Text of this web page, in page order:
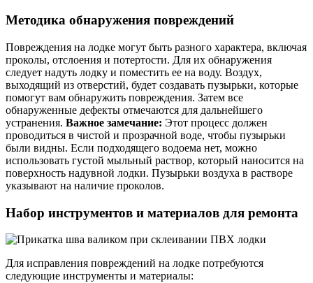
Методика обнаружения повреждений
Повреждения на лодке могут быть разного характера, включая
проколы, отслоения и потертости. Для их обнаружения
следует надуть лодку и поместить ее на воду. Воздух,
выходящий из отверстий, будет создавать пузырьки, которые
помогут вам обнаружить повреждения. Затем все
обнаруженные дефекты отмечаются для дальнейшего
устранения. Важное замечание: Этот процесс должен
проводиться в чистой и прозрачной воде, чтобы пузырьки
были видны. Если подходящего водоема нет, можно
использовать густой мыльный раствор, который наносится на
поверхность надувной лодки. Пузырьки воздуха в растворе
указывают на наличие проколов.
Набор инструментов и материалов для ремонта
Для исправления повреждений на лодке потребуются
следующие инструменты и материалы: